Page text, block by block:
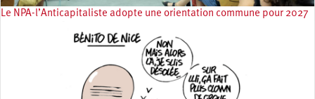
Le NPA-l’Anticapitaliste adopte une orientation commune pour 2027